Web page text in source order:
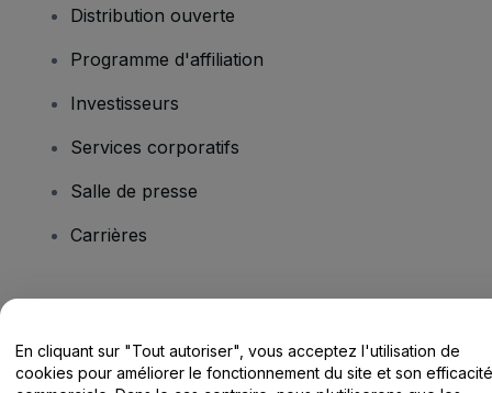
Distribution ouverte
Programme d'affiliation
Investisseurs
Services corporatifs
Salle de presse
Carrières
Centre d'assistance / Nous contacter
En cliquant sur "Tout autoriser", vous acceptez l'utilisation de
cookies pour améliorer le fonctionnement du site et son efficacité